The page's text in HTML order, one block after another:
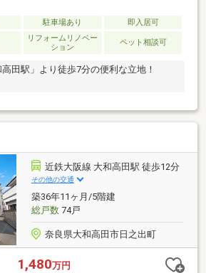
駐車場あり 即入居可
リフォームリノベー
ション
ペット相談可
田駅」より徒歩7分の便利な立地！
近鉄大阪線 大和高田駅 徒歩12分
その他の交通
築36年11ヶ月/5階建
総戸数74戸
奈良県大和高田市日之出町
1,480万円